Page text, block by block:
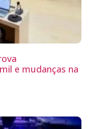
e mudanças na